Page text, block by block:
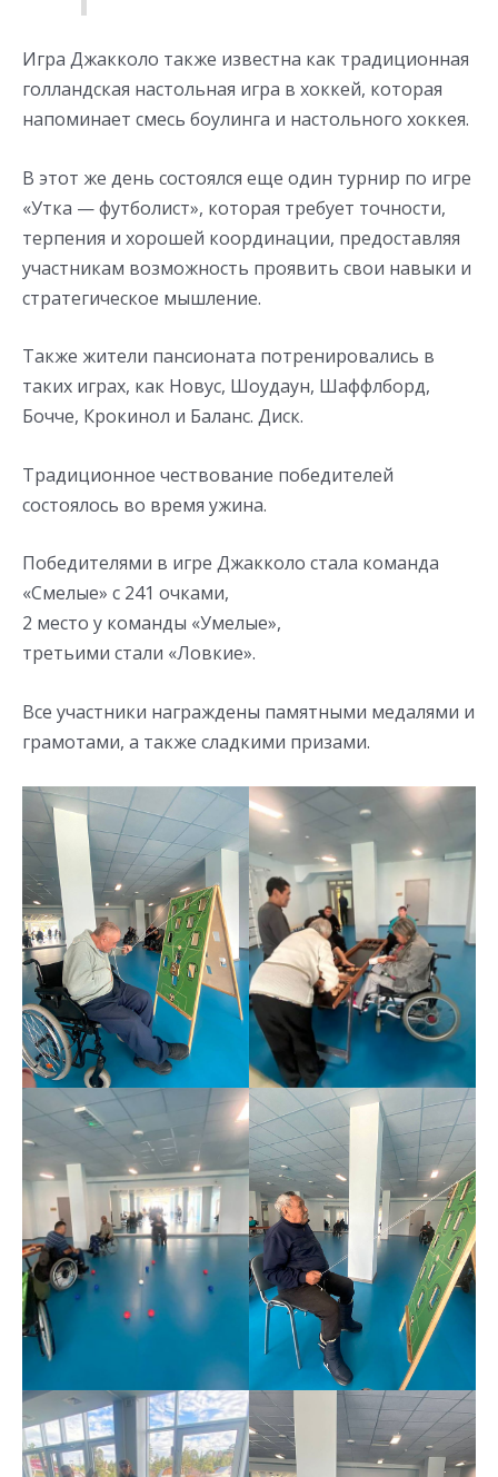
Игра Джакколо также известна как традиционная
голландская настольная игра в хоккей, которая
напоминает смесь боулинга и настольного хоккея.
В этот же день состоялся еще один турнир по игре
«Утка — футболист», которая требует точности,
терпения и хорошей координации, предоставляя
участникам возможность проявить свои навыки и
стратегическое мышление.
Также жители пансионата потренировались в
таких играх, как Новус, Шоудаун, Шаффлборд,
Бочче, Крокинол и Баланс. Диск.
Традиционное чествование победителей
состоялось во время ужина.
Победителями в игре Джакколо стала команда
«Смелые» с 241 очками,
2 место у команды «Умелые»,
третьими стали «Ловкие».
Все участники награждены памятными медалями и
грамотами, а также сладкими призами.